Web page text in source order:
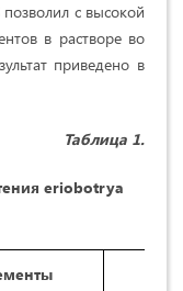
с высокой
в растворе во
приведено в
Таблица 1.
eriobotrya
ы